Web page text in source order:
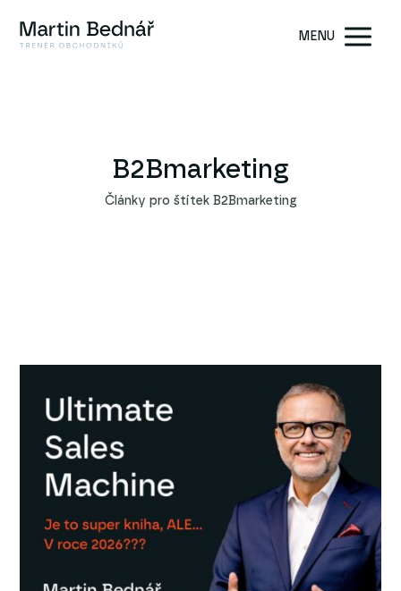
MENU
B2Bmarketing
Články pro štítek B2Bmarketing